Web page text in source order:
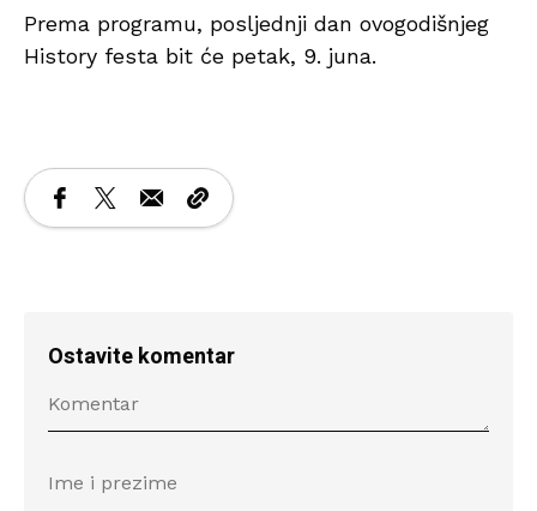
Prema programu, posljednji dan ovogodišnjeg
History festa bit će petak, 9. juna.
Ostavite komentar